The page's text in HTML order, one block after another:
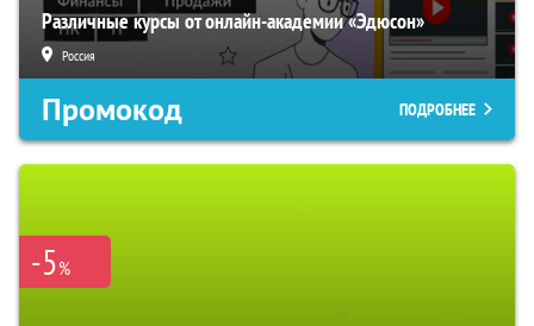
Различные курсы от онлайн-академии «Эдюсон»
Россия
Промокод ПОДРОБНЕЕ
-5%